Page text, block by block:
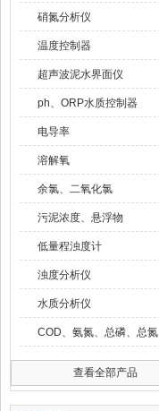
硝氮分析仪
温度控制器
超声波泥水界面仪
ph、ORP水质控制器
电导率
溶解氧
余氯、二氧化氯
污泥浓度、悬浮物
低量程浊度计
浊度分析仪
水质分析仪
COD、氨氮、总磷、总氮
查看全部产品